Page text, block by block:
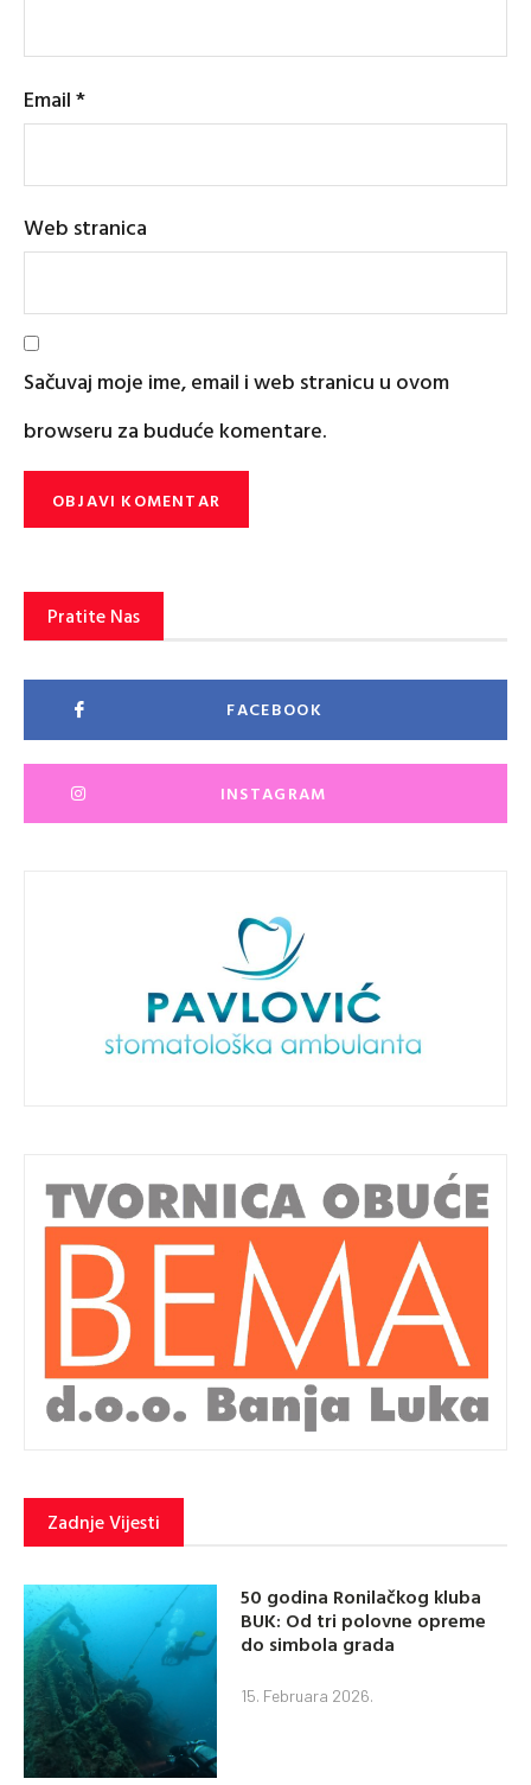
Email*
Web stranica
Sačuvaj moje ime, email i web stranicu u ovom
browseru za buduće komentare.
Pratite Nas
FACEBOOK
INSTAGRAM
Zadnje Vijesti
50 godina Ronilačkog kluba
BUK: Od tri polovne opreme
do simbola grada
15. Februara 2026.